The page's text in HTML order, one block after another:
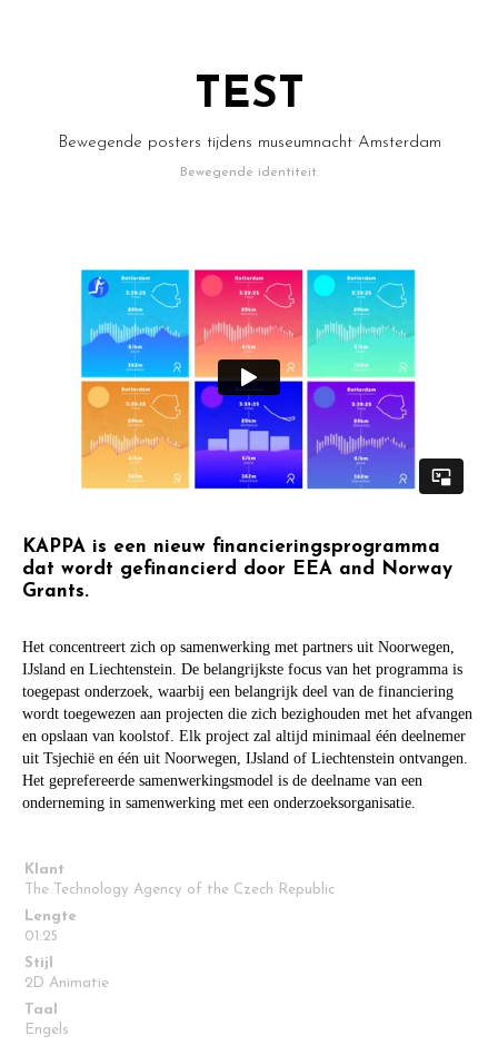
TEST
Bewegende posters tijdens museumnacht Amsterdam
Bewegende identiteit.
KAPPA is een nieuw financieringsprogramma
dat wordt gefinancierd door EEA and Norway
Grants.
Het concentreert zich op samenwerking met partners uit Noorwegen,
IJsland en Liechtenstein. De belangrijkste focus van het programma is
toegepast onderzoek, waarbij een belangrijk deel van de financiering
wordt toegewezen aan projecten die zich bezighouden met het afvangen
en opslaan van koolstof. Elk project zal altijd minimaal één deelnemer
uit Tsjechië en één uit Noorwegen, IJsland of Liechtenstein ontvangen.
Het geprefereerde samenwerkingsmodel is de deelname van een
onderneming in samenwerking met een onderzoeksorganisatie.
Klant
The Technology Agency of the Czech Republic
Lengte
01:25
Stijl
2D Animatie
Taal
Engels